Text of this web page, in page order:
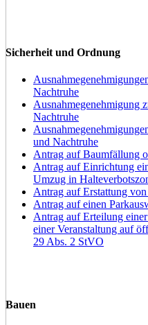
Sicherheit und Ordnung
Nachtruhe
Ausnahmegenehmigung
Nachtruhe
und Nachtruhe
Antrag auf Baumfällung
Antrag auf Einrichtung
Umzug in
Antrag auf Erstattung
Antrag auf einen
Antrag auf Erteilung
einer Veranstaltung auf
29 Abs. 2 StVO
Bauen